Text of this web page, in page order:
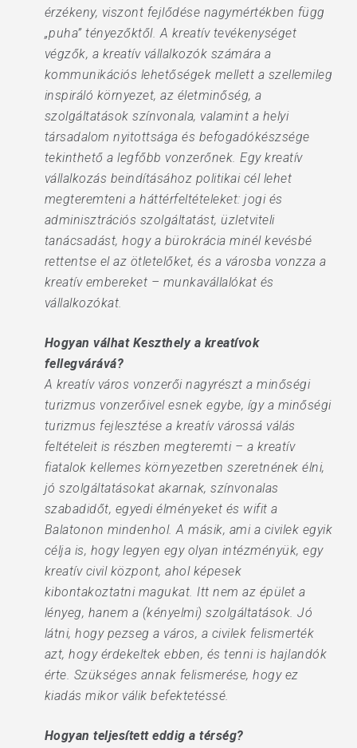
érzékeny, viszont fejlődése nagymértékben függ
„puha” tényezőktől. A kreatív tevékenységet
végzők, a kreatív vállalkozók számára a
kommunikációs lehetőségek mellett a szellemileg
inspiráló környezet, az életminőség, a
szolgáltatások színvonala, valamint a helyi
társadalom nyitottsága és befogadókészsége
tekinthető a legfőbb vonzerőnek. Egy kreatív
vállalkozás beindításához politikai cél lehet
megteremteni a háttérfeltételeket: jogi és
adminisztrációs szolgáltatást, üzletviteli
tanácsadást, hogy a bürokrácia minél kevésbé
rettentse el az ötletelőket, és a városba vonzza a
kreatív embereket – munkavállalókat és
vállalkozókat.
Hogyan válhat Keszthely a kreatívok
fellegvárává?
A kreatív város vonzerői nagyrészt a minőségi
turizmus vonzerőivel esnek egybe, így a minőségi
turizmus fejlesztése a kreatív várossá válás
feltételeit is részben megteremti – a kreatív
fiatalok kellemes környezetben szeretnének élni,
jó szolgáltatásokat akarnak, színvonalas
szabadidőt, egyedi élményeket és wifit a
Balatonon mindenhol. A másik, ami a civilek egyik
célja is, hogy legyen egy olyan intézményük, egy
kreatív civil központ, ahol képesek
kibontakoztatni magukat. Itt nem az épület a
lényeg, hanem a (kényelmi) szolgáltatások. Jó
látni, hogy pezseg a város, a civilek felismerték
azt, hogy érdekeltek ebben, és tenni is hajlandók
érte. Szükséges annak felismerése, hogy ez
kiadás mikor válik befektetéssé.
Hogyan teljesített eddig a térség?